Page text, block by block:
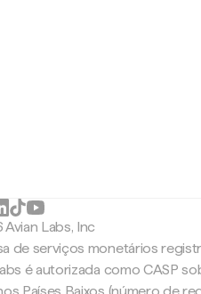
Labs, Inc
de serviços monetários
é autorizada como CASP